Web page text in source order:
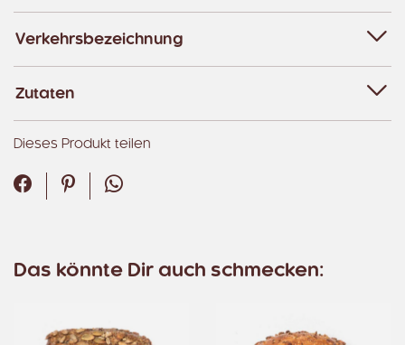
Verkehrsbezeichnung
Zutaten
Dieses Produkt teilen
Facebook
PinterestWhatsApp
Das könnte Dir auch schmecken: